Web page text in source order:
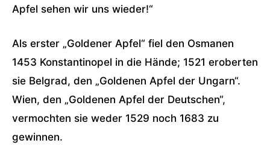
Apfel sehen wir uns wieder!“
Als erster „Goldener Apfel“ fiel den Osmanen
1453 Konstantinopel in die Hände; 1521 eroberten
sie Belgrad, den „Goldenen Apfel der Ungarn“.
Wien, den „Goldenen Apfel der Deutschen“,
vermochten sie weder 1529 noch 1683 zu
gewinnen.